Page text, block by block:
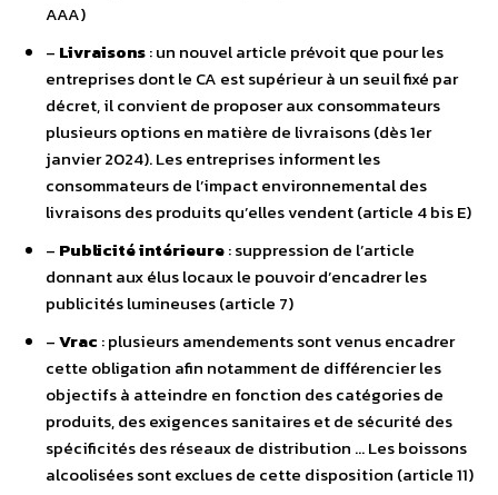
AAA)
– Livraisons: un nouvel article prévoit que pour les
entreprises dont le CA est supérieur à un seuil fixé par
décret, il convient de proposer aux consommateurs
plusieurs options en matière de livraisons (dès 1er
janvier 2024). Les entreprises informent les
consommateurs de l’impact environnemental des
livraisons des produits qu’elles vendent (article 4 bis E)
– Publicité intérieure: suppression de l’article
donnant aux élus locaux le pouvoir d’encadrer les
publicités lumineuses (article 7)
–Vrac : plusieurs amendements sont venus encadrer
cette obligation afin notamment de différencier les
objectifs à atteindre en fonction des catégories de
produits, des exigences sanitaires et de sécurité des
spécificités des réseaux de distribution … Les boissons
alcoolisées sont exclues de cette disposition (article 11)